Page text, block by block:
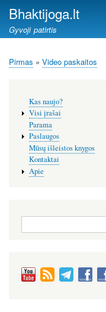
Bhaktijoga.lt
Gyvoji patirtis
Kelias
Pirmas Video paskaitos
meniu
Kas naujo?
Visi įrašai
Parama
Paslaugos
Mūsų išleistos knygos
Kontaktai
Apie
Paieška